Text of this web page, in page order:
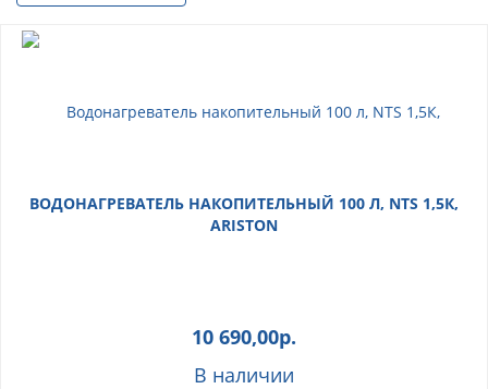
ВОДОНАГРЕВАТЕЛЬ НАКОПИТЕЛЬНЫЙ 100 Л, NTS 1,5К,
ARISTON
10 690,00р.
В наличии